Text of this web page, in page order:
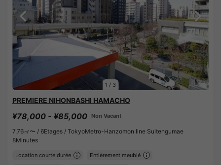
1 / 3
PREMIERE NIHONBASHI HAMACHO
¥78,000 - ¥85,000 Non Vacant
7.76㎡〜 / 6Etages / TokyoMetro-Hanzomon line Suitengumae
8Minutes
Location courte durée Entièrement meublé